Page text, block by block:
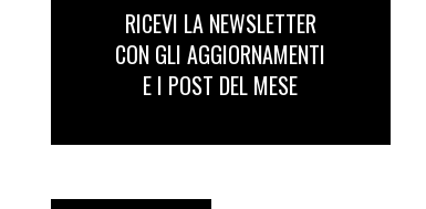
RICEVI LA NEWSLETTER
CON GLI AGGIORNAMENTI
E I POST DEL MESE